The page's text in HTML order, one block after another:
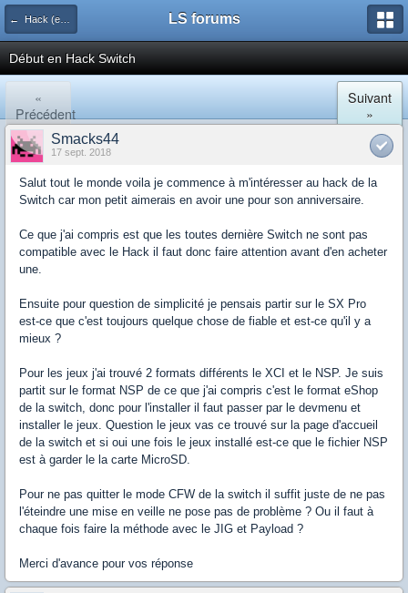
← Hack (exploits, homebrews...) LS forums
Début en Hack Switch
«
Précédent
Suivant
»
Smacks44
17 sept. 2018
Salut tout le monde voila je commence à m'intéresser au hack de la
Switch car mon petit aimerais en avoir une pour son anniversaire.
Ce que j'ai compris est que les toutes dernière Switch ne sont pas
compatible avec le Hack il faut donc faire attention avant d'en acheter
une.
Ensuite pour question de simplicité je pensais partir sur le SX Pro
est-ce que c'est toujours quelque chose de fiable et est-ce qu'il y a
mieux ?
Pour les jeux j'ai trouvé 2 formats différents le XCI et le NSP. Je suis
partit sur le format NSP de ce que j'ai compris c'est le format eShop
de la switch, donc pour l'installer il faut passer par le devmenu et
installer le jeux. Question le jeux vas ce trouvé sur la page d'accueil
de la switch et si oui une fois le jeux installé est-ce que le fichier NSP
est à garder le la carte MicroSD.
Pour ne pas quitter le mode CFW de la switch il suffit juste de ne pas
l'éteindre une mise en veille ne pose pas de problème ? Ou il faut à
chaque fois faire la méthode avec le JIG et Payload ?
Merci d'avance pour vos réponse